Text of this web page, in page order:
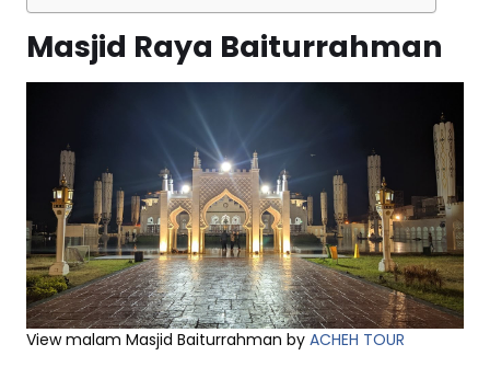
Masjid Raya Baiturrahman
View malam Masjid Baiturrahman by ACHEH TOUR